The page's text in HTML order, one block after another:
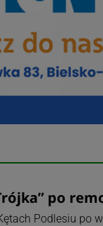
po
Podlesiu po